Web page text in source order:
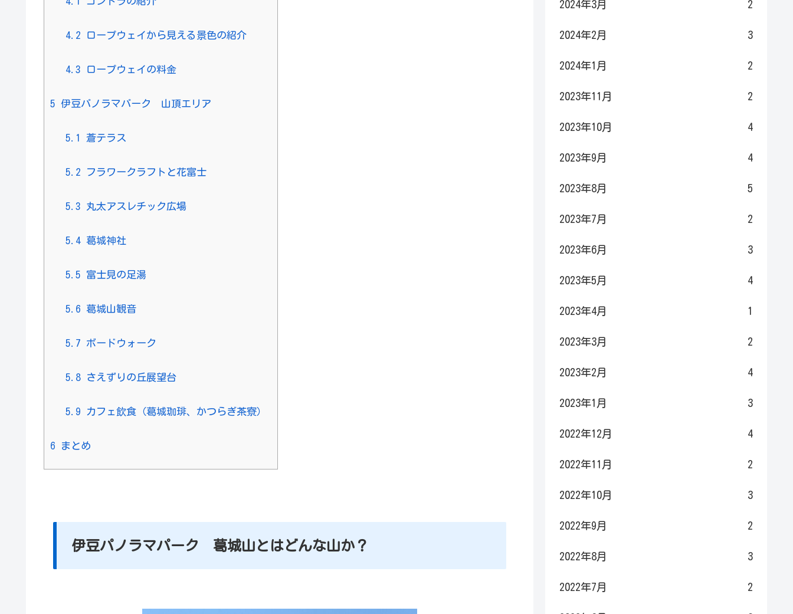
4.2 ロープウェイから見える景色の紹介
4.3 ロープウェイの料金
5 伊豆パノラマパーク 山頂エリア
5.1 蒼テラス
5.2 フラワークラフトと花富士
5.3 丸太アスレチック広場
5.4葛城神社
5.5 富士見の足湯
5.6 葛城山観音
5.7 ボードウォーク
5.8さえずりの丘展望台
5.9 カフェ飲食（葛城珈琲、かつらぎ茶寮）
6 まとめ
伊豆パノラマパーク 葛城山とはどんな山か？
2024年3月 2
2024年2月 3
2024年1月 2
2023年11月 2
2023年10月 4
2023年9月 4
2023年8月 5
2023年7月 2
2023年6月 3
2023年5月 4
2023年4月 1
2023年3月 2
2023年2月 4
2023年1月 3
2022年12月 4
2022年11月 2
2022年10月 3
2022年9月 2
2022年8月 3
2022年7月 2